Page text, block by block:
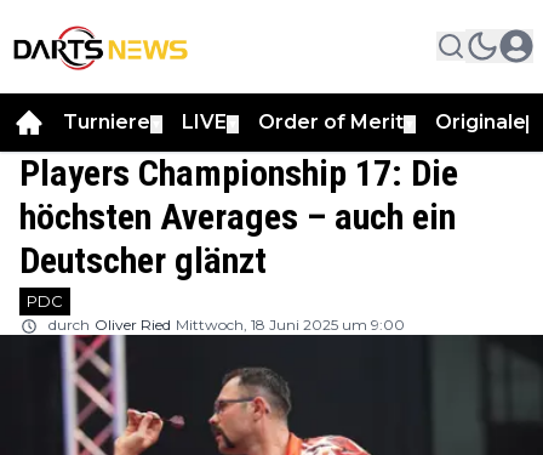
Turniere LIVE Order of Merit Originale
Players Championship 17: Die
höchsten Averages – auch ein
Deutscher glänzt
PDC
durch Oliver Ried Mittwoch, 18 Juni 2025 um 9:00